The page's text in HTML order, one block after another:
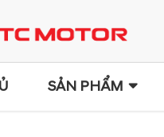
SẢN PHẨM